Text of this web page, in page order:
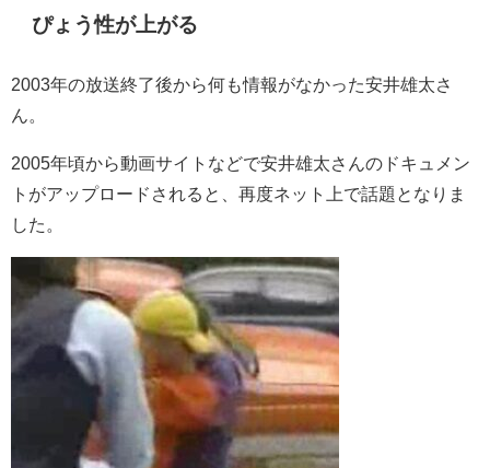
ぴょう性が上がる
2003年の放送終了後から何も情報がなかった安井雄太さ
ん。
2005年頃から動画サイトなどで安井雄太さんのドキュメン
トがアップロードされると、再度ネット上で話題となりま
した。